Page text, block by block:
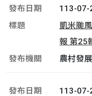
113-07-
凱米颱
報 第25
農村發
113-07-